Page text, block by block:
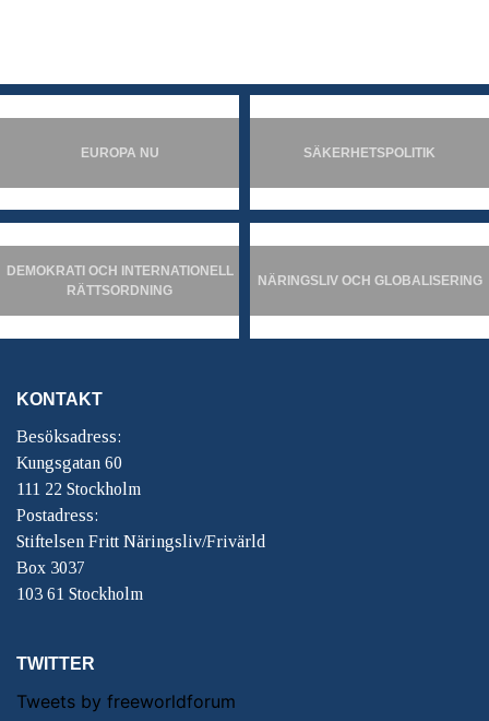
EUROPA NU SÄKERHETSPOLITIK
DEMOKRATI OCH INTERNATIONELL
RÄTTSORDNING
NÄRINGSLIV OCH GLOBALISERING
KONTAKT
Besöksadress:
Kungsgatan 60
111 22 Stockholm
Postadress:
Stiftelsen Fritt Näringsliv/Frivärld
Box 3037
103 61 Stockholm
TWITTER
Tweets by freeworldforum